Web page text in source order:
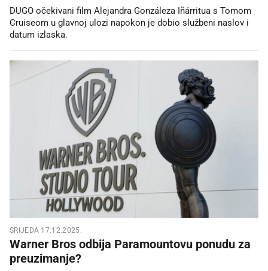
DUGO očekivani film Alejandra Gonzáleza Iñárritua s Tomom
Cruiseom u glavnoj ulozi napokon je dobio službeni naslov i
datum izlaska.
SRIJEDA 17.12.2025.
Warner Bros odbija Paramountovu ponudu za
preuzimanje?